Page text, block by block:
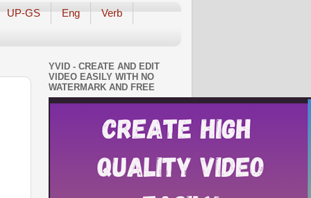
UP-GS Eng Verb
YVID - CREATE AND EDIT
VIDEO EASILY WITH NO
WATERMARK AND FREE